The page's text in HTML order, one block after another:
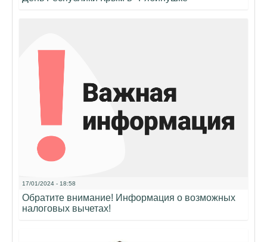
17/01/2024 - 18:58
Обратите внимание! Информация о возможных
налоговых вычетах!